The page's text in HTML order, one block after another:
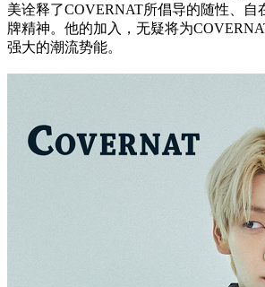
美诠释了COVERNAT所倡导的随性、自
牌精神。他的加入，无疑将为
强大的潮流势能。